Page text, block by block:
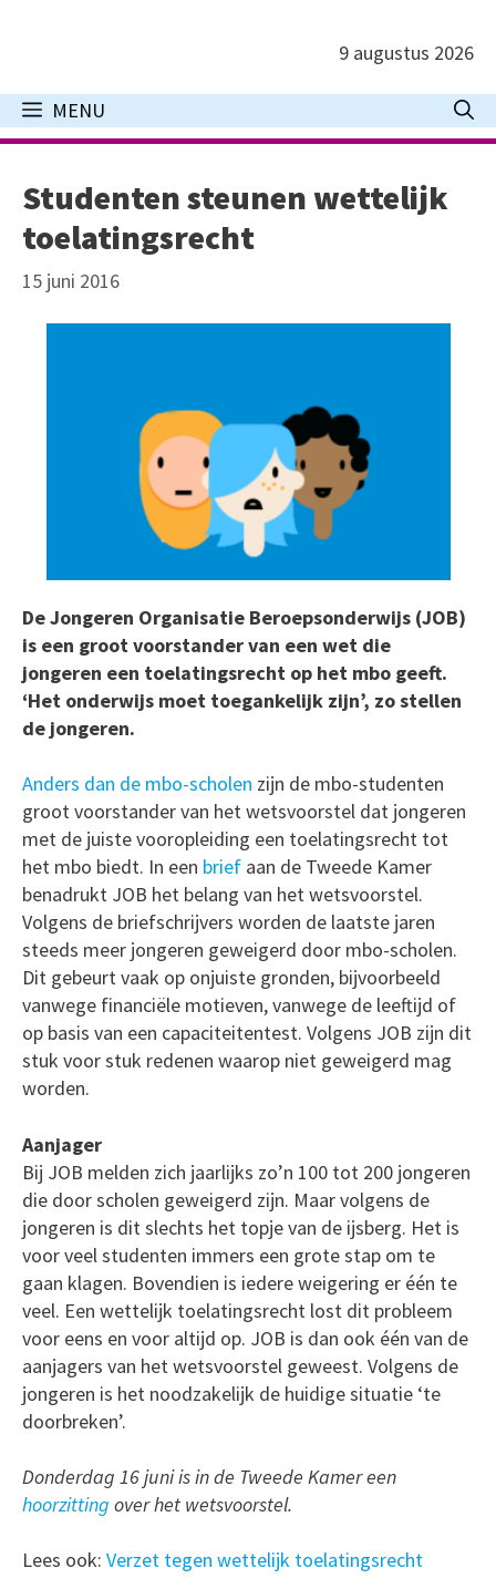
inhoud
9 augustus 2026
MENU
Studenten steunen wettelijk
toelatingsrecht
15 juni 2016
De Jongeren Organisatie Beroepsonderwijs (JOB)
is een groot voorstander van een wet die
jongeren een toelatingsrecht op het mbo geeft.
‘Het onderwijs moet toegankelijk zijn’, zo stellen
de jongeren.
Anders dan de mbo-scholen zijn de mbo-studenten
groot voorstander van het wetsvoorstel dat jongeren
met de juiste vooropleiding een toelatingsrecht tot
het mbo biedt. In een brief aan de Tweede Kamer
benadrukt JOB het belang van het wetsvoorstel.
Volgens de briefschrijvers worden de laatste jaren
steeds meer jongeren geweigerd door mbo-scholen.
Dit gebeurt vaak op onjuiste gronden, bijvoorbeeld
vanwege financiële motieven, vanwege de leeftijd of
op basis van een capaciteitentest. Volgens JOB zijn dit
stuk voor stuk redenen waarop niet geweigerd mag
worden.
Aanjager
Bij JOB melden zich jaarlijks zo’n 100 tot 200 jongeren
die door scholen geweigerd zijn. Maar volgens de
jongeren is dit slechts het topje van de ijsberg. Het is
voor veel studenten immers een grote stap om te
gaan klagen. Bovendien is iedere weigering er één te
veel. Een wettelijk toelatingsrecht lost dit probleem
voor eens en voor altijd op. JOB is dan ook één van de
aanjagers van het wetsvoorstel geweest. Volgens de
jongeren is het noodzakelijk de huidige situatie ‘te
doorbreken’.
Donderdag 16 juni is in de Tweede Kamer een
hoorzitting over het wetsvoorstel.
Lees ook: Verzet tegen wettelijk toelatingsrecht